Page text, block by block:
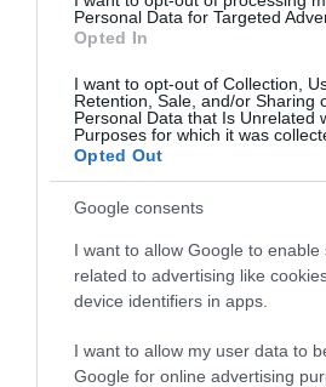
Personal Data for Targeted
Opted In
I want to opt-out of Collection,
Retention, Sale, and/or Sharing
Personal Data that Is Unrelated
Purposes for which it was
Opted Out
Google consents
I want to allow Google to enable
related to advertising like
device identifiers in apps.
I want to allow my user data to
Google for online advertising
PRODUTOS E
Espumante
do Avô' premiado
29 Jul 19:59